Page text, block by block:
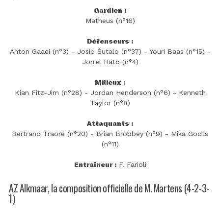
Gardien :
Matheus (n°16)
Défenseurs :
Anton Gaaei (n°3) - Josip Šutalo (n°37) - Youri Baas (n°15) -
Jorrel Hato (n°4)
Milieux :
Kian Fitz-Jim (n°28) - Jordan Henderson (n°6) - Kenneth
Taylor (n°8)
Attaquants :
Bertrand Traoré (n°20) - Brian Brobbey (n°9) - Mika Godts
(n°11)
Entraîneur :F. Farioli
AZ Alkmaar, la composition officielle de M. Martens (4-2-3-
1)